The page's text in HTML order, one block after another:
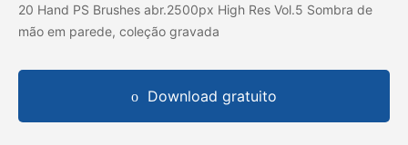
20 Hand PS Brushes abr.2500px High Res Vol.5 Sombra de
mão em parede, coleção gravada
Download gratuito